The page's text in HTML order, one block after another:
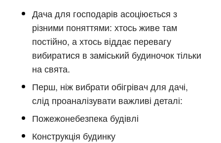
Дача для господарів асоціюється з
різними поняттями: хтось живе там
постійно, а хтось віддає перевагу
вибиратися в заміський будиночок тільки
на свята.
Перш, ніж вибрати обігрівач для дачі,
слід проаналізувати важливі деталі:
Пожежонебезпека будівлі
Конструкція будинку